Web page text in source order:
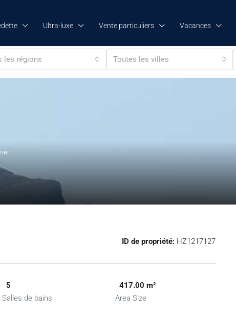
Ultra-luxe Vente particuliers Vacances
les régions Toutes les villes
ID de propriété:HZ1217127
5
Salles de bains
417.00 m²
Area Size